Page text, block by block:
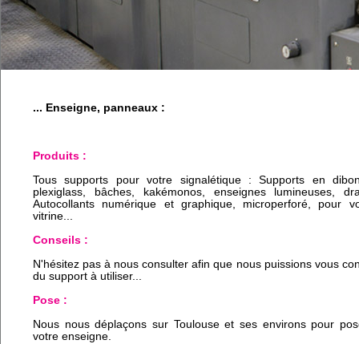
... Enseigne, panneaux :
Produits :
Tous supports pour votre signalétique : Supports en
plexiglass, bâches, kakémonos, enseignes lumineuses,
Autocollants numérique et graphique, microperforé, pour
vitrine...
Conseils :
N'hésitez pas à nous consulter afin que nous puissions vous
du support à utiliser...
Pose :
Nous nous déplaçons sur Toulouse et ses environs pour
votre enseigne.